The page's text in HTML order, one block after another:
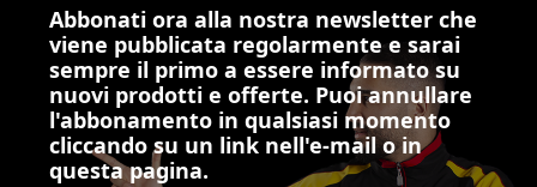
Abbonati ora alla nostra newsletter che
viene pubblicata regolarmente e sarai
sempre il primo a essere informato su
nuovi prodotti e offerte. Puoi annullare
l'abbonamento in qualsiasi momento
cliccando su un link nell'e-mail o in
questa pagina.